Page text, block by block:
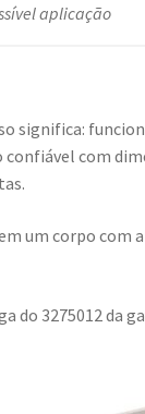
aplicação
significa:
com
um corpo com
do 3275012 da